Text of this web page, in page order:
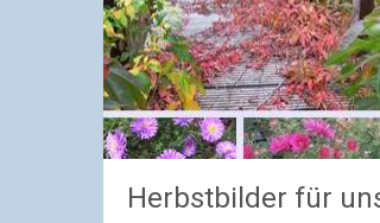
Herbstbilder für